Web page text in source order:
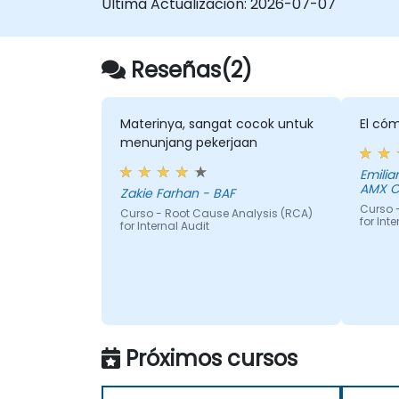
riesgos estratégicos.
debilita la influencia de la División de
Auditoría ante la alta dirección y los
auditados.
Reseñas(2)
Materinya, sangat cocok untuk
menunjang pekerjaan
Zakie Farhan - BAF
Curso - Root Cause Analysis (RCA)
for Internal Audit
El
AMX
Curso
for
Próximos cursos